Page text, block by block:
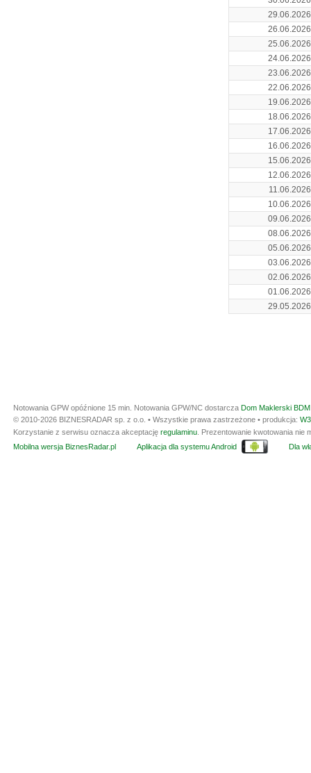
29.06.2026
26.06.2026
25.06.2026
24.06.2026
23.06.2026
22.06.2026
19.06.2026
18.06.2026
17.06.2026
16.06.2026
15.06.2026
12.06.2026
11.06.2026
10.06.2026
09.06.2026
08.06.2026
05.06.2026
03.06.2026
02.06.2026
01.06.2026
29.05.2026
Notowania GPW opóźnione 15 min. Notowania GPW/NC dostarcza Dom Maklerski
© 2010-2026 BIZNESRADAR sp. z o.o. • Wszystkie prawa zastrzeżone • produkcja:
Korzystanie z serwisu oznacza akceptację regulaminu . Prezentowanie kwotowania
Mobilna wersja BiznesRadar.pl
Aplikacja dla systemu Android Dla